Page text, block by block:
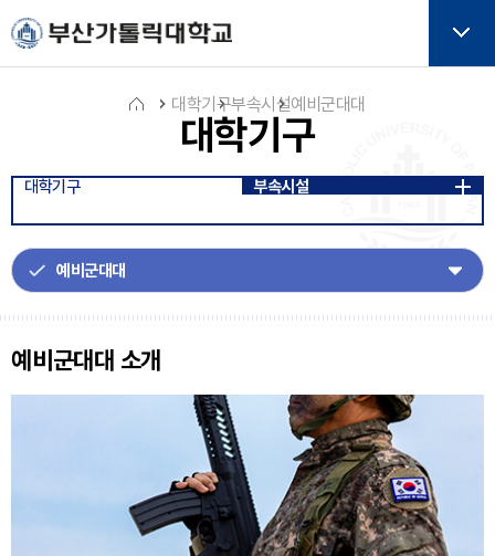
주메뉴로 가기
본문으로 가기
하단으로 가기
대학기구
이
콘
대학기구부속시설예비군대대
대학기구 부속시설
예비군대대 소개